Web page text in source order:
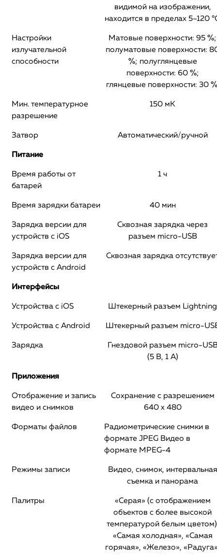
видимой на изображении,
находится в пределах 5–120
Настройки
излучательной
способности
Матовые поверхности: 95 %;
полуматовые поверхности:
%; полуглянцевые
поверхности: 60 %;
глянцевые поверхности: 30
Мин. температурное
разрешение
150 мК
Затвор Автоматический/ручной
Питание
Время работы от
батарей
1 ч
Время зарядки батареи 40 мин
Зарядка версии для
устройств с iOS
Сквозная зарядка через
разъем micro-USB
Зарядка версии для
устройств с Android
Сквозная зарядка
Интерфейсы
Устройства с iOS Штекерный разъем Lightning
Устройства с Android Штекерный разъем micro-
Зарядка
Гнездовой разъем micro-
(5 В, 1 A)
Приложения
Отображение и запись
видео и снимков
Сохранение с разрешением
640 x 480
Форматы файлов
Радиометрические снимки в
формате JPEG Видео в
формате MPEG-4
Режимы записи
Видео, снимок, интервальная
съемка и панорама
Палитры
«Серая» (с отображением
объектов с более высокой
температурой белым
«Самая холодная», «Самая
горячая», «Железо»,